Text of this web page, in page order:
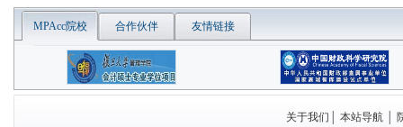
MPAcc院校 合作伙伴 友情链接
关于我们 本站导航│